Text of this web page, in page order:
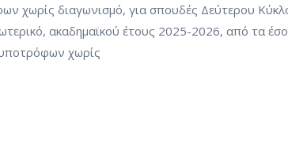
χωρίς διαγωνισμό, για σπουδές Δεύτερου
ακαδημαϊκού έτους 2025-2026, από τα
χωρίς